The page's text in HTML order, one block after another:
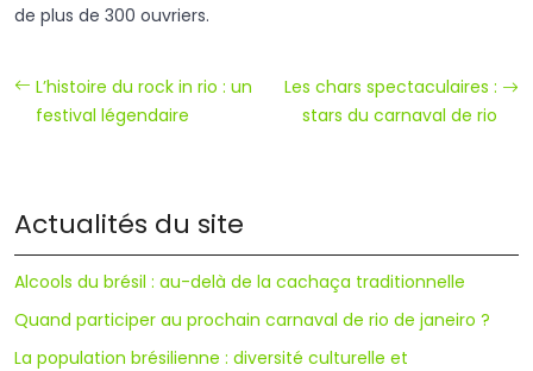
de plus de 300 ouvriers.
L’histoire du rock in rio : un
festival légendaire
Les chars spectaculaires :
stars du carnaval de rio
Actualités du site
Alcools du brésil : au-delà de la cachaça traditionnelle
Quand participer au prochain carnaval de rio de janeiro ?
La population brésilienne : diversité culturelle et